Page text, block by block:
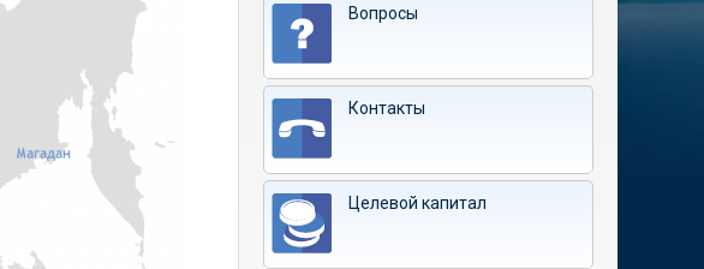
Вопросы
Контакты
Целевой капитал